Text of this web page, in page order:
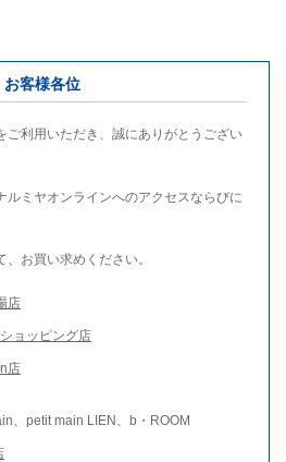
お客様各位
ご利用いただき、誠にありがとうござい
ルミヤオンラインへのアクセスならびに
お買い求めください。
店
ョッピング店
店
、petit main LIEN、b・ROOM